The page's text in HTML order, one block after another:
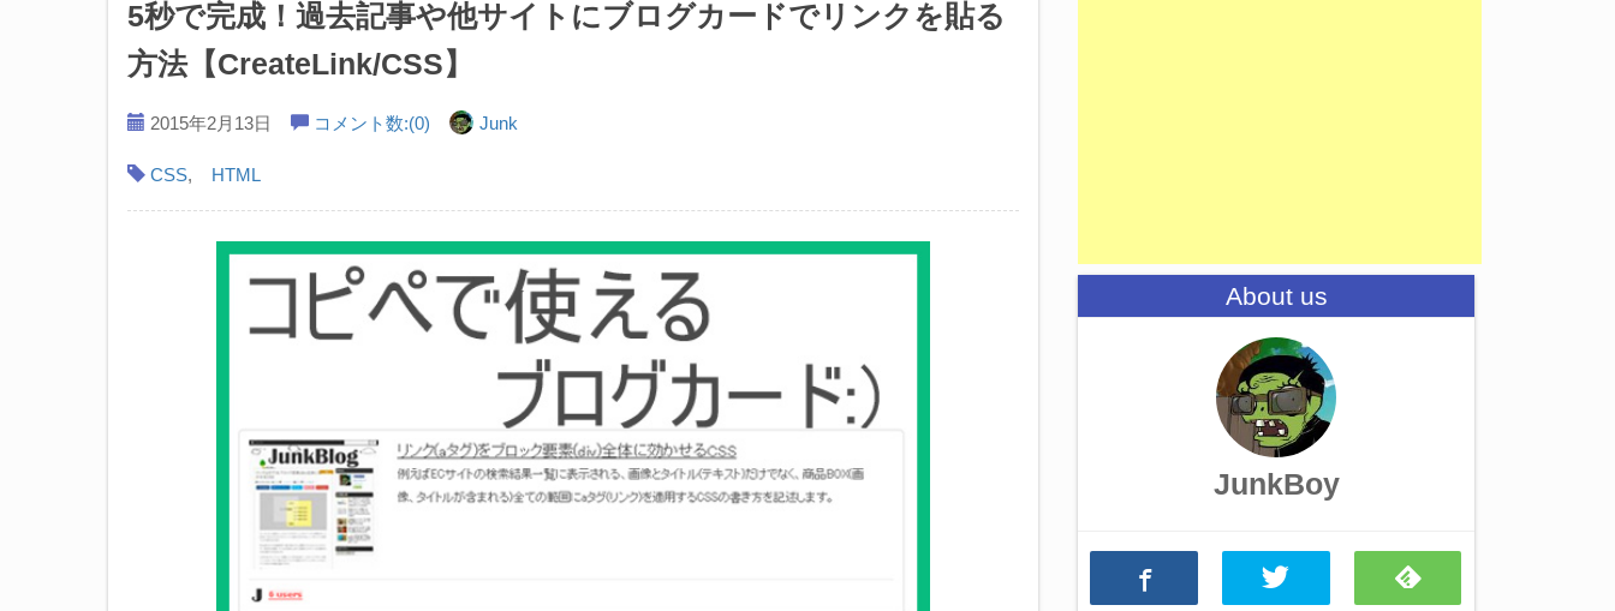
5秒で完成！過去記事や他サイトにブログカードでリンクを貼る
方法【CreateLink/CSS】
2015年2月13日 コメント数:(0) Junk
CSS, HTML
About us
JunkBoy